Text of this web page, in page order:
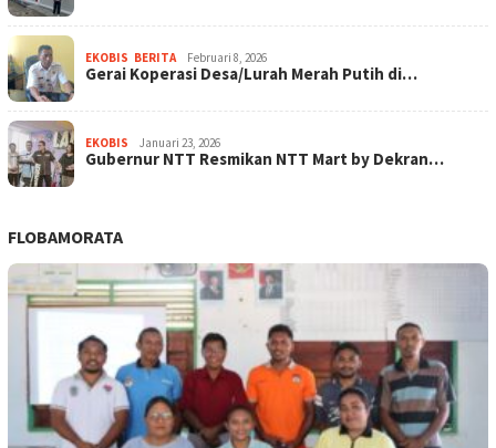
EKOBIS BERITA Februari 8, 2026
Gerai Koperasi Desa/Lurah Merah Putih di…
EKOBIS Januari 23, 2026
Gubernur NTT Resmikan NTT Mart by Dekran…
FLOBAMORATA